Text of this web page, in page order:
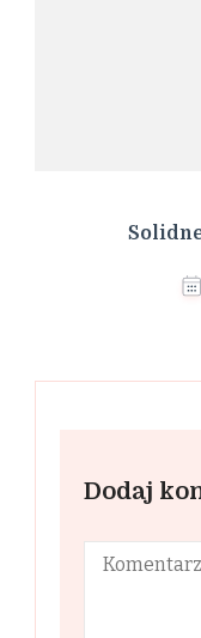
Dodaj